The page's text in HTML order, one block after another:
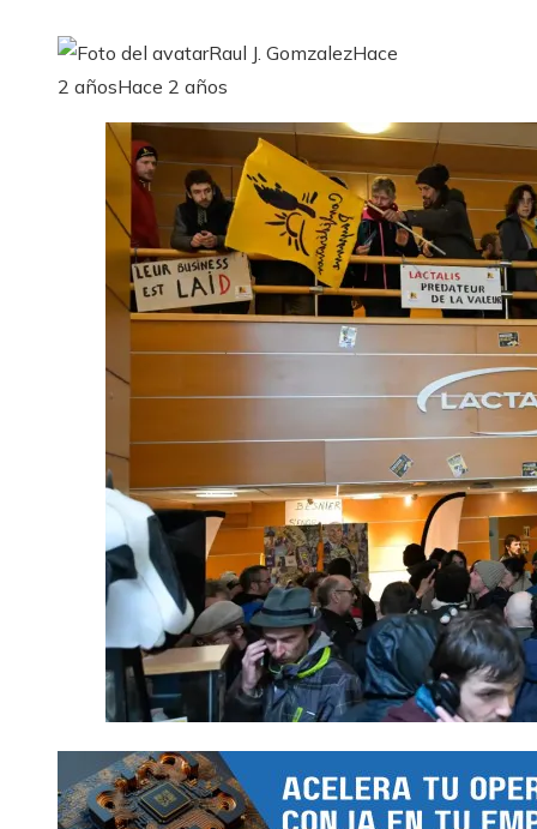
Raul J. GomzalezHace
2 añosHace 2 años